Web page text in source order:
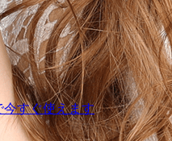
今すぐ使えます